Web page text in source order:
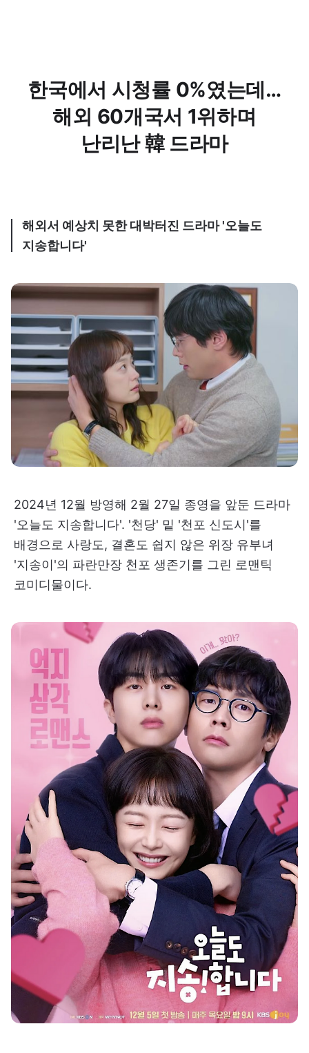
한국에서 시청률 0%였는데…
해외 60개국서 1위하며
난리난 韓 드라마
해외서 예상치 못한 대박터진 드라마 '오늘도
지송합니다'
2024년 12월 방영해 2월 27일 종영을 앞둔 드라마
'오늘도 지송합니다'. '천당' 밑 '천포 신도시'를
배경으로 사랑도, 결혼도 쉽지 않은 위장 유부녀
'지송이'의 파란만장 천포 생존기를 그린 로맨틱
코미디물이다.